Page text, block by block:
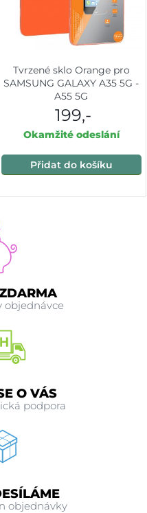
Tvrzené sklo Orange pro
SAMSUNG GALAXY A35 5G -
A55 5G
199,-
Okamžité odeslání
Přidat do košíku
objednávce
O VÁS
podpora
objednávky